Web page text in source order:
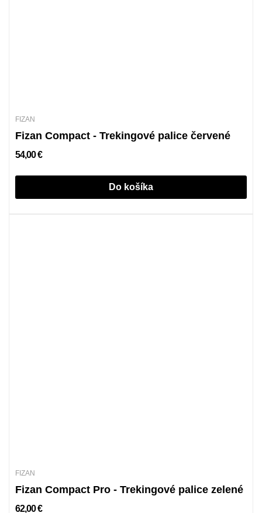
FIZAN
Fizan Compact - Trekingové palice červené
54,00 €
Do košíka
FIZAN
Fizan Compact Pro - Trekingové palice zelené
62,00 €